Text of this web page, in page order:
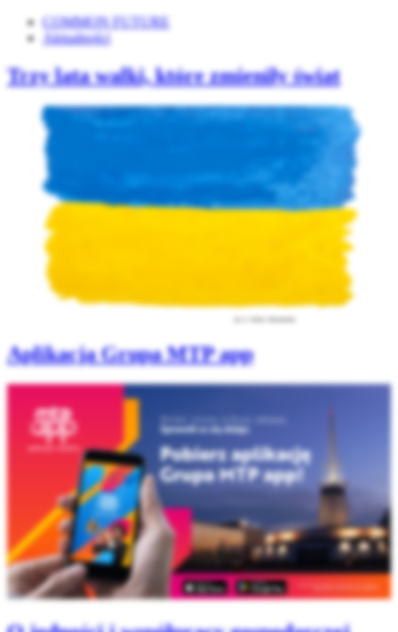
COMMON FUTURE
Aktualności
Trzy lata walki, które zmieniły świat
Aplikacja Grupa MTP app